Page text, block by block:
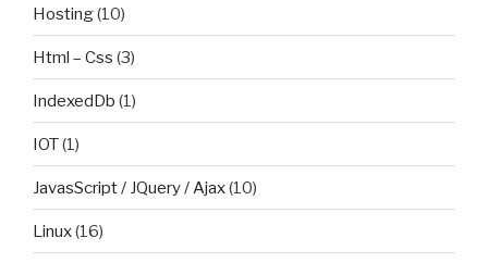
Hosting(10)
Html – Css (3)
IndexedDb (1)
IOT(1)
JavasScript / JQuery / Ajax(10)
Linux(16)